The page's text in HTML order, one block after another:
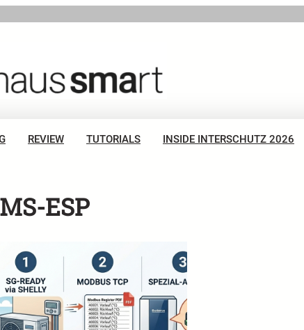
REVIEW TUTORIALS INSIDE INTERSCHUTZ 2026
ESP